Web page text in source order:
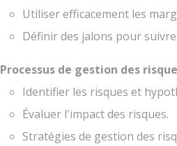
Utiliser efficacement les
Définir des jalons pour
Processus de gestion des
Identifier les risques et
Évaluer l'impact des risques.
Stratégies de gestion des